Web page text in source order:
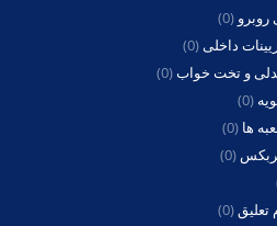
(0)
داخلی(0)
و تخت خواب(0)
(0)
ها (0)
(0)
تعلیق(0)